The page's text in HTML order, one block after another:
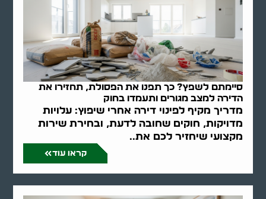
סיימתם לשפץ? כך תפנו את הפסולת, תחזירו את
הדירה למצב מגורים ותעמדו בחוק
מדריך מקיף לפינוי דירה אחרי שיפוץ: עלויות
מדויקות, חוקים שחובה לדעת, ובחירת שירות
מקצועי שיחזיר לכם את..
קראו עוד